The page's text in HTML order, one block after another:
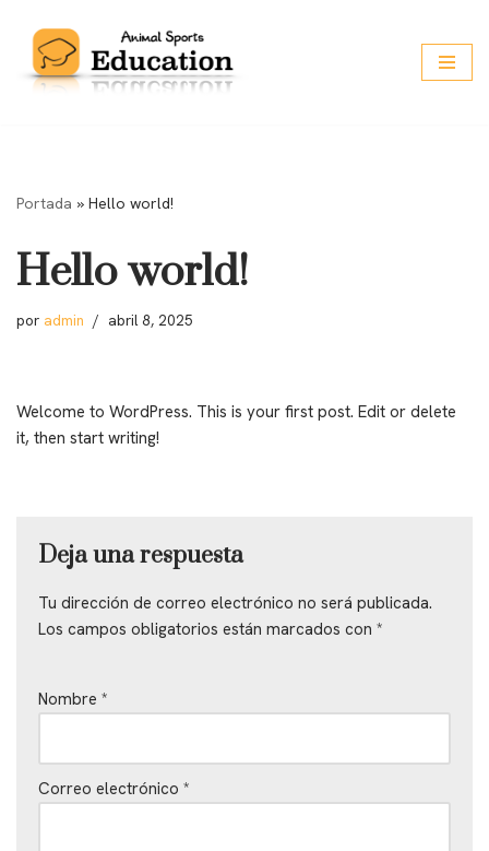
Saltar
Portada » Hello world!
Hello world!
por admin abril 8, 2025
Welcome to WordPress. This is your first post. Edit or delete
it, then start writing!
Deja una respuesta
Tu dirección de correo electrónico no será publicada.
Los campos obligatorios están marcados con *
Nombre *
Correo electrónico *